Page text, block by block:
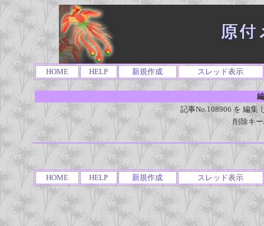
HOME HELP 新規作成 スレッド表示
記事No.108906 を 編集
削除キ
HOME HELP 新規作成 スレッド表示